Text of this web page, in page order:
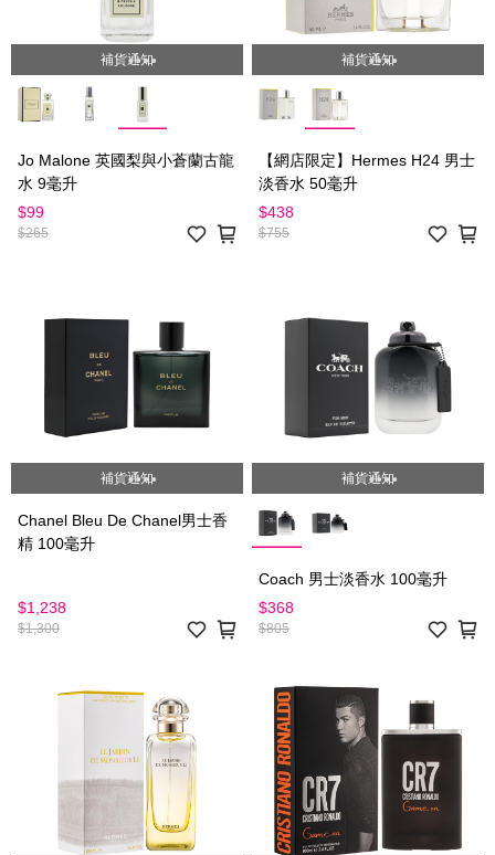
補貨通知
Jo Malone 英國梨與小蒼蘭古龍
水 9毫升
$265
$99
補貨通知
【網店限定】Hermes H24 男士
淡香水 50毫升
$755
$438
補貨通知
Chanel Bleu De Chanel男士香
精 100毫升
$1,300
$1,238
補貨通知
Coach 男士淡香水 100毫升
$805
$368